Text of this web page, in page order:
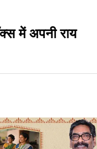
में अपनी राय